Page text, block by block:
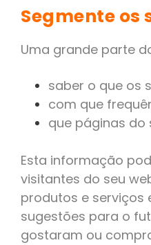
Segmente os
Uma grande parte
saber o que os
com que
que páginas do
Esta informação
visitantes do seu
produtos e serviços
sugestões para o
gostaram ou